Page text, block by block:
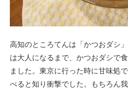
高知のところてんは「かつおダシ
は大人になるまで、かつおダシで
ました。東京に行った時に甘味処
べると知り衝撃でした。もちろん